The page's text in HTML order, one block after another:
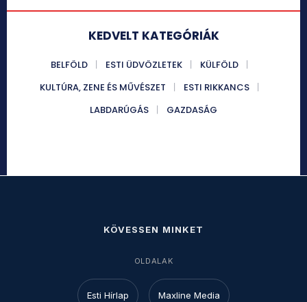
KEDVELT KATEGÓRIÁK
BELFÖLD ESTI ÜDVÖZLETEK
KÜLFÖLD
KULTÚRA, ZENE ÉS MŰVÉSZET
ESTI RIKKANCS
LABDARÚGÁS
GAZDASÁG
KÖVESSEN MINKET
OLDALAK
Esti Hírlap Maxline Media